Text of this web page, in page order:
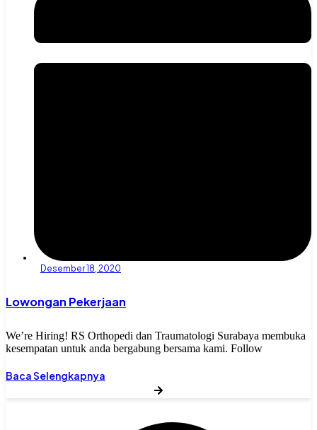
Desember 18, 2020
Lowongan Pekerjaan
We’re Hiring! RS Orthopedi dan Traumatologi Surabaya membuka
kesempatan untuk anda bergabung bersama kami. Follow
Baca Selengkapnya